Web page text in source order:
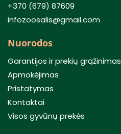
+370 (679) 87609
infozoosalis@gmail.com
Nuorodos
Garantijos ir prekių grąžinimas
Apmokėjimas
Pristatymas
Kontaktai
Visos gyvūnų prekės